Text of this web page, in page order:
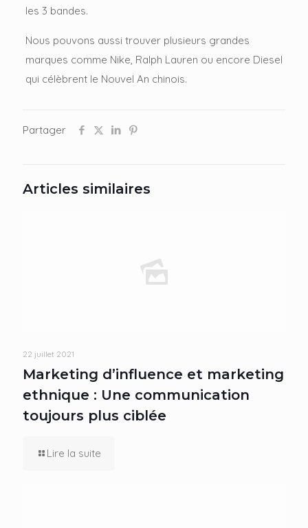
les 3 bandes.
Nous pouvons aussi trouver plusieurs grandes
marques comme Nike, Ralph Lauren ou encore Diesel
qui célèbrent le Nouvel An chinois.
Partager
Articles similaires
22 juillet 2021
Marketing d’influence et marketing
ethnique : Une communication
toujours plus ciblée
Lire la suite